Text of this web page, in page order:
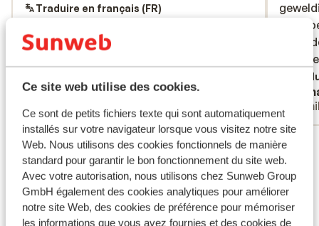
Ce site web utilise des cookies.
Ce sont de petits fichiers texte qui sont automatiquement
installés sur votre navigateur lorsque vous visitez notre site
Web. Nous utilisons des cookies fonctionnels de manière
standard pour garantir le bon fonctionnement du site web.
Avec votre autorisation, nous utilisons chez Sunweb Group
GmbH également des cookies analytiques pour améliorer
notre site Web, des cookies de préférence pour mémoriser
les informations que vous avez fournies et des cookies de
Traduire en français (FR)
Anonyme
Familles
ook
Wij
best
druk
ook
Wij
best
Voir tous les 23 avis
Emplacement